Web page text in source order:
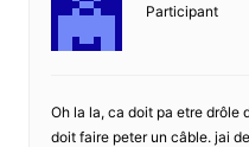
Participant
Oh la la, ca doit pa etre drôle
doit faire peter un câble. jai